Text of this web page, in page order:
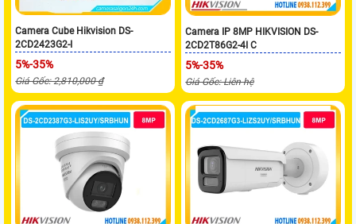
Camera Cube Hikvision DS-
2CD2423G2-I
5%-35%
Giá Gốc: 2,810,000 ₫
Camera IP 8MP HIKVISION DS-
2CD2T86G2-4I C
5%-35%
Giá Gốc: Liên hệ